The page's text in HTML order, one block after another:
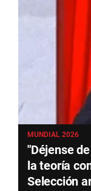
MUNDIAL 2026
"Déjense
la teoría
Selección